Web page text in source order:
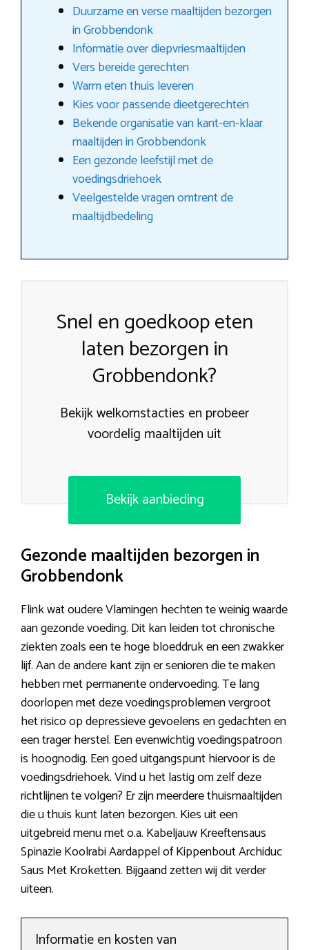
Duurzame en verse maaltijden bezorgen
in Grobbendonk
Informatie over diepvriesmaaltijden
Vers bereide gerechten
Warm eten thuis leveren
Kies voor passende dieetgerechten
Bekende organisatie van kant-en-klaar
maaltijden in Grobbendonk
Een gezonde leefstijl met de
voedingsdriehoek
Veelgestelde vragen omtrent de
maaltijdbedeling
Snel en goedkoop eten
laten bezorgen in
Grobbendonk?
Bekijk welkomstacties en probeer
voordelig maaltijden uit
Bekijk aanbieding
Gezonde maaltijden bezorgen in
Grobbendonk
Flink wat oudere Vlamingen hechten te weinig waarde
aan gezonde voeding. Dit kan leiden tot chronische
ziekten zoals een te hoge bloeddruk en een zwakker
lijf. Aan de andere kant zijn er senioren die te maken
hebben met permanente ondervoeding. Te lang
doorlopen met deze voedingsproblemen vergroot
het risico op depressieve gevoelens en gedachten en
een trager herstel. Een evenwichtig voedingspatroon
is hoognodig. Een goed uitgangspunt hiervoor is de
voedingsdriehoek. Vind u het lastig om zelf deze
richtlijnen te volgen? Er zijn meerdere thuismaaltijden
die u thuis kunt laten bezorgen. Kies uit een
uitgebreid menu met o.a. Kabeljauw Kreeftensaus
Spinazie Koolrabi Aardappel of Kippenbout Archiduc
Saus Met Kroketten. Bijgaand zetten wij dit verder
uiteen.
Informatie en kosten van